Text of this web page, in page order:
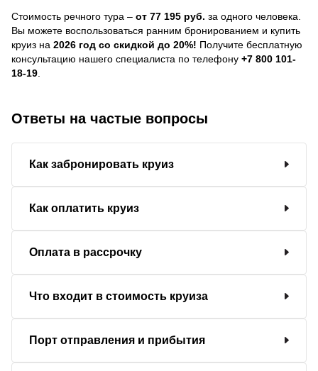
Стоимость речного тура – от 77 195 руб. за одного человека.
Вы можете воспользоваться ранним бронированием и купить
круиз на 2026 год со скидкой до 20%! Получите бесплатную
консультацию нашего специалиста по телефону +7 800 101-
18-19
Ответы на частые вопросы
Как забронировать круиз
Как оплатить круиз
Оплата в рассрочку
Что входит в стоимость круиза
Порт отправления и прибытия